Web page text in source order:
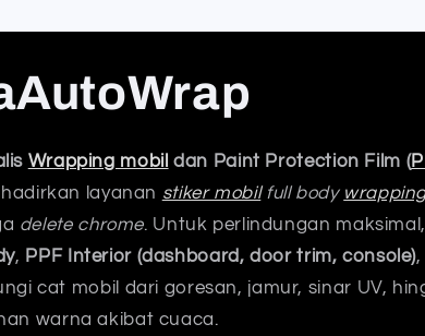
Wrapping mobil dan Paint Protection Film (
layanan stiker mobilfull body
delete chrome. Untuk perlindungan
, PPF Interior (dashboard, door trim, console),
cat mobil dari goresan, jamur, sinar UV,
warna akibat cuaca.